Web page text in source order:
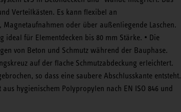
Verteilkästen. Es kann flexibel an
oder über außenliegende Laschen.
ideal für Elementdecken bis 80 mm Stärke. • Die
von Beton und Schmutz während der Bauphase.
auf der flache Schmutzabdeckung erleichtert.
so dass eine saubere Abschlusskante entsteht.
hygienischem Polypropylen nach EN ISO 846 und